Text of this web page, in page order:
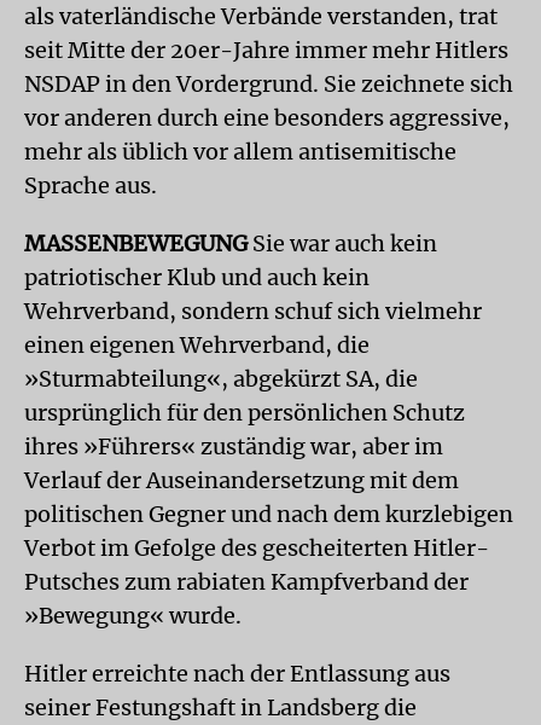
als vaterländische Verbände verstanden, trat
seit Mitte der 20er-Jahre immer mehr Hitlers
NSDAP in den Vordergrund. Sie zeichnete sich
vor anderen durch eine besonders aggressive,
mehr als üblich vor allem antisemitische
Sprache aus.
MASSENBEWEGUNGSie war auch kein
patriotischer Klub und auch kein
Wehrverband, sondern schuf sich vielmehr
einen eigenen Wehrverband, die
»Sturmabteilung«, abgekürzt SA, die
ursprünglich für den persönlichen Schutz
ihres »Führers« zuständig war, aber im
Verlauf der Auseinandersetzung mit dem
politischen Gegner und nach dem kurzlebigen
Verbot im Gefolge des gescheiterten Hitler-
Putsches zum rabiaten Kampfverband der
»Bewegung« wurde.
Hitler erreichte nach der Entlassung aus
seiner Festungshaft in Landsberg die